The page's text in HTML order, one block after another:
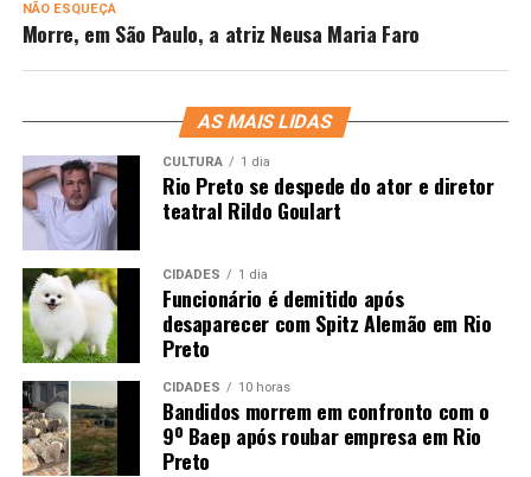
NÃO ESQUEÇA
Morre, em São Paulo, a atriz Neusa Maria Faro
AS MAIS LIDAS
CULTURA 1 dia
Rio Preto se despede do ator e diretor
teatral Rildo Goulart
CIDADES 1 dia
Funcionário é demitido após
desaparecer com Spitz Alemão em Rio
Preto
CIDADES 10 horas
Bandidos morrem em confronto com o
9º Baep após roubar empresa em Rio
Preto